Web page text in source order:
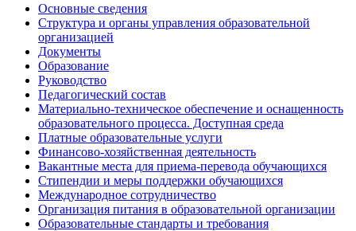
Основные сведения
Структура и органы управления образовательной
организацией
Документы
Образование
Руководство
Педагогический состав
Материально-техническое обеспечение и оснащенность
образовательного процесса. Доступная среда
Платные образовательные услуги
Финансово-хозяйственная деятельность
Вакантные места для приема-перевода обучающихся
Стипендии и меры поддержки обучающихся
Международное сотрудничество
Организация питания в образовательной организации
Образовательные стандарты и требования